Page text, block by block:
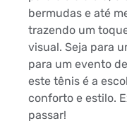
bermudas e até
trazendo um
visual. Seja para
para um evento
este tênis é a
conforto e estilo.
passar!